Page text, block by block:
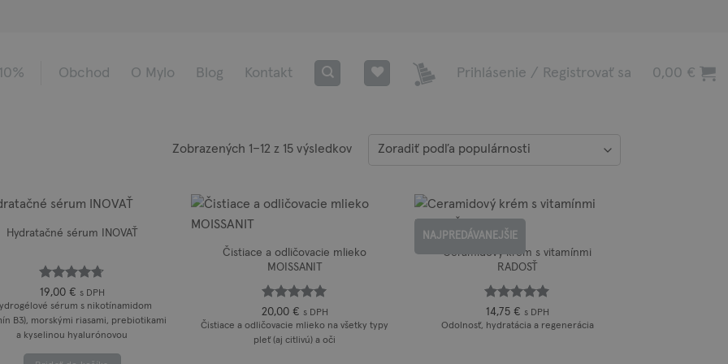
Obchod O Mylo Blog Kontakt Prihlásenie / Registrovať sa 0,00 €
Zobrazených 1–12 z 15 výsledkovZoradené
Hydratačné sérum INOVAŤ
Hodnotenie
4.67z 5
19,00 € s DPH
sérum s nikotínamidom
B3), morskými riasami, prebiotikami
a kyselinou hyalurónovou
Čistiace a odličovacie mlieko
MOISSANIT
Hodnotenie
5z 5
20,00 € s DPH
Čistiace a odličovacie mlieko na všetky typy
pleť (aj citlivú) a oči
NAJPREDÁVANEJŠIE
Ceramidový krém s vitamínmi
RADOSŤ
Hodnotenie
5z 5
14,75 € s DPH
Odolnosť, hydratácia a regenerácia